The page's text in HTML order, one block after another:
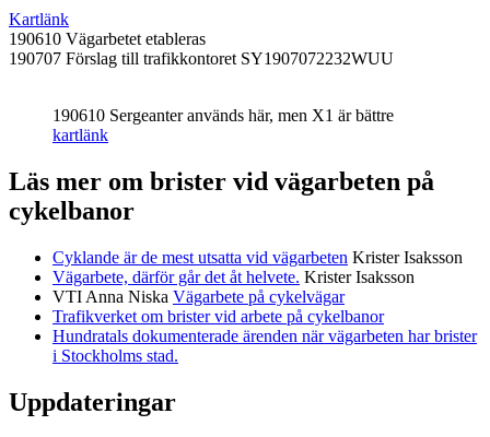
Kartlänk
190610 Vägarbetet etableras
190707 Förslag till trafikkontoret SY1907072232WUU
190610 Sergeanter används här, men X1 är bättre
kartlänk
Läs mer om brister vid vägarbeten på
cykelbanor
Cyklande är de mest utsatta vid vägarbeten Krister Isaksson
Vägarbete, därför går det åt helvete. Krister Isaksson
VTI Anna Niska Vägarbete på cykelvägar
Trafikverket om brister vid arbete på cykelbanor
Hundratals dokumenterade ärenden när vägarbeten har brister
i Stockholms stad.
Uppdateringar